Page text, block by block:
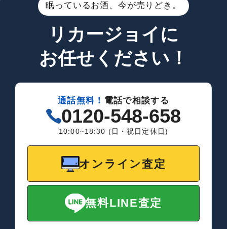
眠っているお酒、今が売りどき。
リカージョイに
お任せください！
通話無料！ 電話で相談する
0120-548-658
10:00~18:30 (日・祝日定休日)
オンライン査定
無料LINE査定